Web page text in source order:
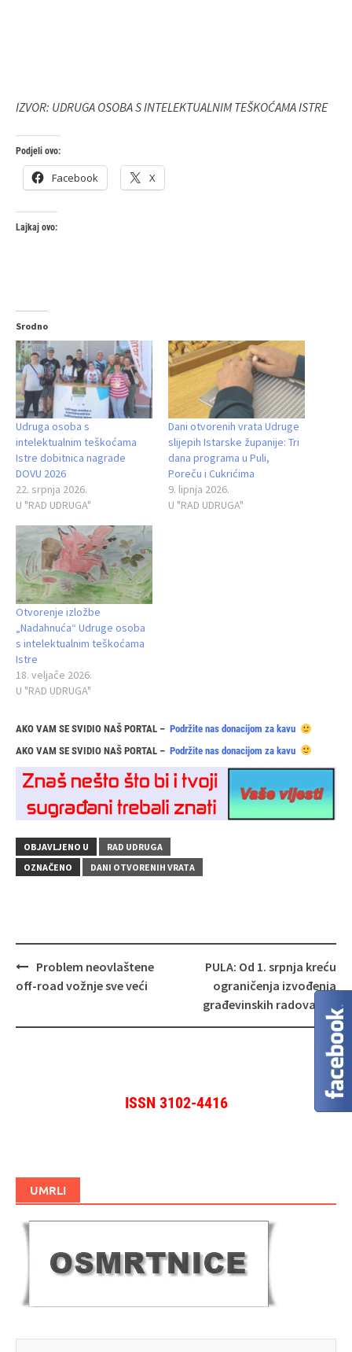
IZVOR: UDRUGA OSOBA S INTELEKTUALNIM TEŠKOĆAMA ISTRE
Podjeli ovo:
Facebook X
Lajkaj ovo:
Srodno
Udruga osoba s
intelektualnim teškoćama
Istre dobitnica nagrade
DOVU 2026
22. srpnja 2026.
U "RAD UDRUGA"
Dani otvorenih vrata Udruge
slijepih Istarske županije: Tri
dana programa u Puli,
Poreču i Cukrićima
9. lipnja 2026.
U "RAD UDRUGA"
Otvorenje izložbe
„Nadahnuća“ Udruge osoba
s intelektualnim teškoćama
Istre
18. veljače 2026.
U "RAD UDRUGA"
AKO VAM SE SVIDIO NAŠ PORTAL – Podržite nas donacijom za kavu
AKO VAM SE SVIDIO NAŠ PORTAL – Podržite nas donacijom za kavu
OBJAVLJENO U
RAD UDRUGA
OZNAČENO
DANI OTVORENIH VRATA
Navigacija
objava
Problem neovlaštene
off‑road vožnje sve veći
PULA: Od 1. srpnja kreću
ograničenja izvođenja
građevinskih radova
ISSN 3102-4416
UMRLI